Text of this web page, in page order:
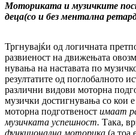
Моториката и музичките
деца(со и без ментална
Тргнувајќи од логичната
развиеност на дви­же­ња­та
ну­вања на наставата по
резултатите од поглобалното
раз­лич­ни видови моторна
музички достигнувања со кои
моторна под­гот­веност имаат
музичката успешност. Така,